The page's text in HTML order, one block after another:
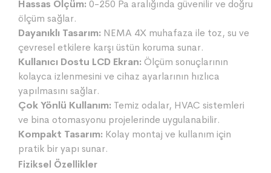
Hassas Ölçüm: 0-250 Pa aralığında güvenilir ve doğru
ölçüm sağlar.
Dayanıklı Tasarım: NEMA 4X muhafaza ile toz, su ve
çevresel etkilere karşı üstün koruma sunar.
Kullanıcı Dostu LCD Ekran: Ölçüm sonuçlarının
kolayca izlenmesini ve cihaz ayarlarının hızlıca
yapılmasını sağlar.
Çok Yönlü Kullanım: Temiz odalar, HVAC sistemleri
ve bina otomasyonu projelerinde uygulanabilir.
Kompakt Tasarım: Kolay montaj ve kullanım için
pratik bir yapı sunar.
Fiziksel Özellikler